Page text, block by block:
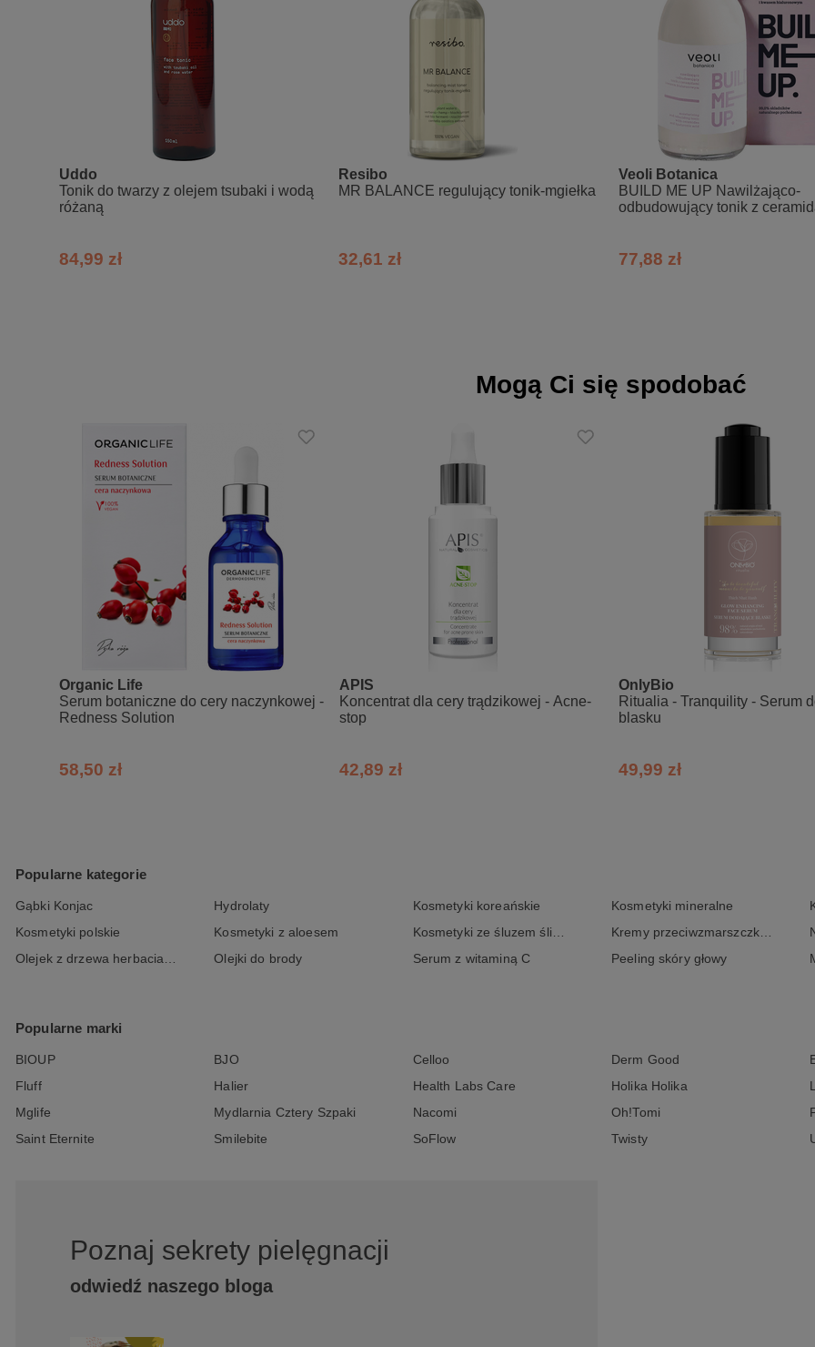
na bazie wyciągów roślinnych
wzbogacony witaminami
nietestowany na zwierzętach
Nałożyć kilka kropel preparatu na twarz lub na dłoń, rozprowadzić na twarzy i wklepać opuszkami palców.
Pozostałe produkty z serii Collagen Lift znajdziesz w tym miejscu <<KLIK>>
Uddo
Tonik do twarzy z olejem tsubaki i wodą
różaną
84,99 zł
Resibo
MR BALANCE regulujący tonik-mgiełka
32,61 zł
Veoli Botanica
BUILD ME UP Nawilżająco-
odbudowujący tonik z
77,88 zł
Mogą Ci się spodobać
Organic Life
Serum botaniczne do cery naczynkowej -
Redness Solution
58,50 zł
APIS
Koncentrat dla cery trądzikowej - Acne-
stop
42,89 zł
OnlyBio
Ritualia - Tranquility - Serum
blasku
49,99 zł
Popularne kategorie
Gąbki Konjac Hydrolaty Kosmetyki koreańskie Kosmetyki mineralne
Kosmetyki polskie
Kosmetyki z aloesem Kosmetyki ze śluzem ślimaka Kremy przeciwzmarszczkowe
Olejek z drzewa herbacianego
Olejki do brody Serum z witaminą C Peeling skóry głowy
Popularne marki
BIOUP BJO Celloo Derm Good
Fluff
Halier Health Labs Care Holika Holika
Mglife
Mydlarnia Cztery Szpaki Nacomi Oh!Tomi
Saint Eternite
Smilebite SoFlow Twisty
Poznaj sekrety pielęgnacji
odwiedź naszego bloga